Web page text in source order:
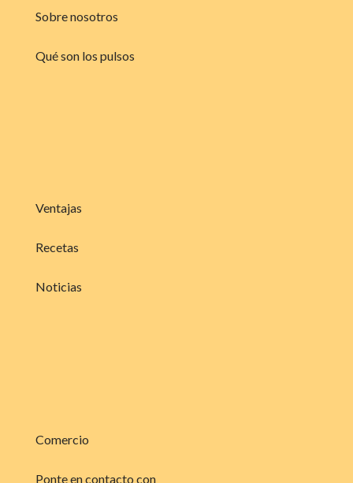
Sobre nosotros
Qué son los pulsos
Ventajas
Recetas
Noticias
Comercio
Ponte en contacto con